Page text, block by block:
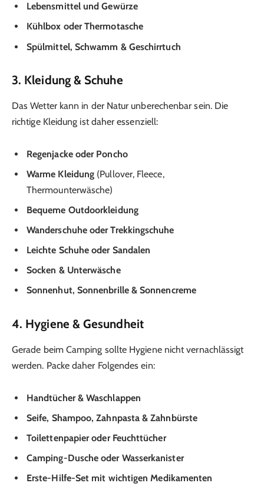
Lebensmittel und Gewürze
Kühlbox oder Thermotasche
Spülmittel, Schwamm & Geschirrtuch
3. Kleidung & Schuhe
Das Wetter kann in der Natur unberechenbar sein. Die
richtige Kleidung ist daher essenziell:
Regenjacke oder Poncho
Warme Kleidung (Pullover, Fleece,
Thermounterwäsche)
Bequeme Outdoorkleidung
Wanderschuhe oder Trekkingschuhe
Leichte Schuhe oder Sandalen
Socken & Unterwäsche
Sonnenhut, Sonnenbrille & Sonnencreme
4. Hygiene & Gesundheit
Gerade beim Camping sollte Hygiene nicht vernachlässigt
werden. Packe daher Folgendes ein:
Handtücher & Waschlappen
Seife, Shampoo, Zahnpasta & Zahnbürste
Toilettenpapier oder Feuchttücher
Camping-Dusche oder Wasserkanister
Erste-Hilfe-Set mit wichtigen Medikamenten